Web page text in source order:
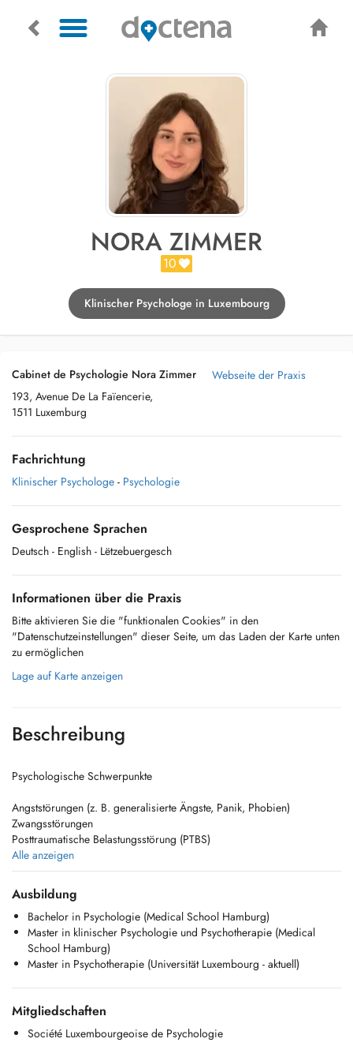
NORA ZIMMER
10
Klinischer Psychologe in Luxembourg
Cabinet de Psychologie Nora Zimmer
193, Avenue De La Faïencerie,
1511 Luxemburg
Webseite der Praxis
Fachrichtung
Klinischer Psychologe - Psychologie
Gesprochene Sprachen
Deutsch - English - Lëtzebuergesch
Informationen über die Praxis
Bitte aktivieren Sie die "funktionalen Cookies" in den
"Datenschutzeinstellungen" dieser Seite, um das Laden der Karte unten
zu ermöglichen
Lage auf Karte anzeigen
Beschreibung
Psychologische Schwerpunkte
Angststörungen (z. B. generalisierte Ängste, Panik, Phobien)
Zwangsstörungen
Posttraumatische Belastungsstörung (PTBS)
Psychische Belastungen im Zusammenhang mit chronischen
Erkrankungen
Depressive Verstimmungen und Depressionen
Fragen rund um Geschlechtsidentität und Genderdysphorie
Stress, Überforderung und Burnout
Anpassungsschwierigkeiten und Lebenskrisen
Probleme mit dem Selbstwert und Fragen zur Identität
Trennung, Verlust und Trauer
Psychological Focus Areas
Anxiety disorders (e.g., generalized anxiety, panic, phobias)
Alle anzeigen
Ausbildung
Bachelor in Psychologie (Medical School Hamburg)
Master in klinischer Psychologie und Psychotherapie (Medical
School Hamburg)
Master in Psychotherapie (Universität Luxembourg - aktuell)
Mitgliedschaften
Société Luxembourgeoise de Psychologie